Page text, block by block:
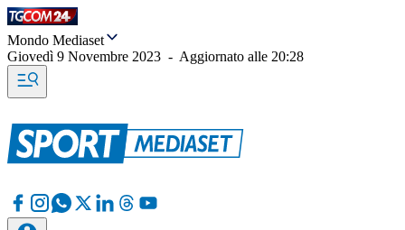
Mondo Mediaset
Giovedì 9 Novembre 2023 - Aggiornato alle 20:28